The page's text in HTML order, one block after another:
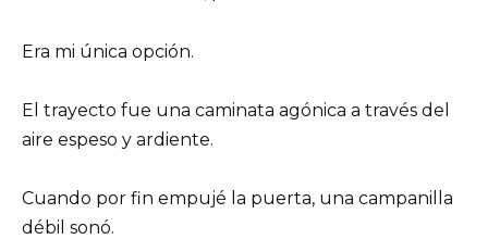
Era mi única opción.
El trayecto fue una caminata agónica a través del
aire espeso y ardiente.
Cuando por fin empujé la puerta, una campanilla
débil sonó.